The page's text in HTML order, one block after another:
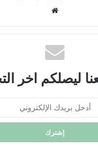
ليصلكم اخر